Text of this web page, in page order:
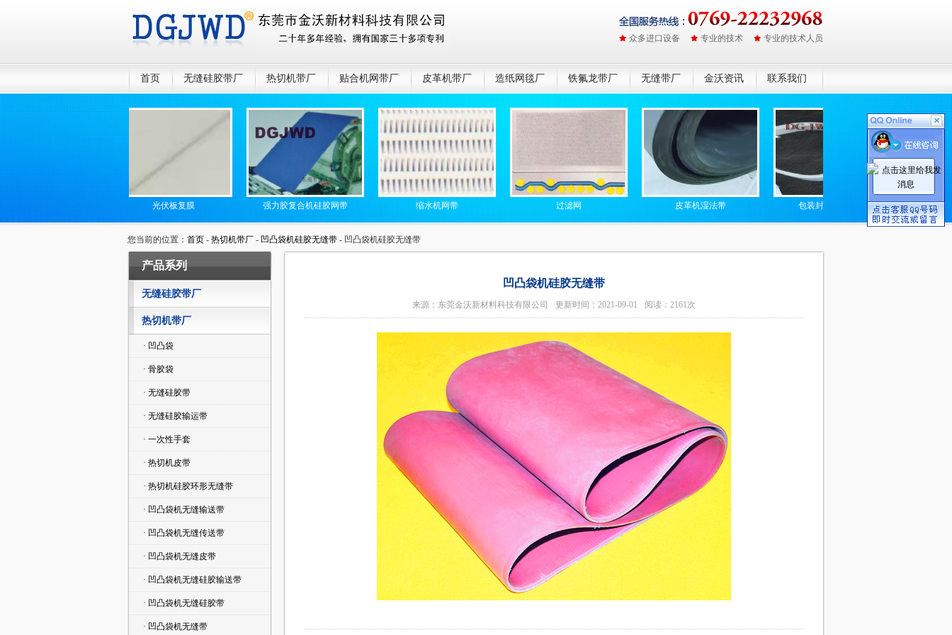
众多进口设备 专业的技术 专业的技术人员
首页 无缝硅胶带厂 热切机带厂 贴合机网带厂 皮革机带厂 造纸网毯厂 铁氟龙带厂 无缝带厂 金沃资讯 联系我们
缝高温传送带 光伏板复膜 强力胶复合机硅胶网带 缩水机网带 过滤网 皮革机湿法带 包装封口机硅胶带 防静电无缝高
您当前的位置： 首页 - 热切机带厂 - 凹凸袋机硅胶无缝带 - 凹凸袋机硅胶无缝带
产品系列
无缝硅胶带厂
热切机带厂
· 凹凸袋
· 骨胶袋
· 无缝硅胶带
· 无缝硅胶输运带
· 一次性手套
· 热切机皮带
· 热切机硅胶环形无缝带
· 凹凸袋机无缝输送带
· 凹凸袋机无缝传送带
· 凹凸袋机无缝皮带
· 凹凸袋机无缝硅胶输送带
· 凹凸袋机无缝硅胶带
· 凹凸袋机无缝带
凹凸袋机硅胶无缝带
来源：东莞金沃新材料科技有限公司 更新时间：2021-09-01 阅读：2161次